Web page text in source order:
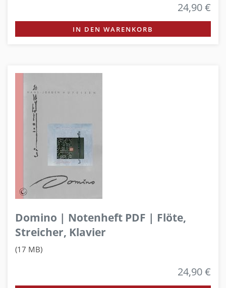
24,90 €
IN DEN WARENKORB
Domino | Notenheft PDF | Flöte,
Streicher, Klavier
(17 MB)
24,90 €